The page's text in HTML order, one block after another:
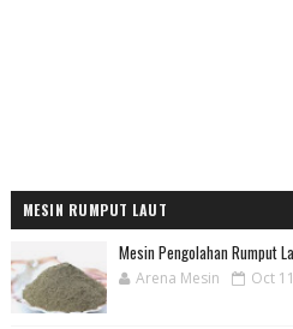
MESIN RUMPUT LAUT
Mesin Pengolahan Rumput
Arena Mesin Oct